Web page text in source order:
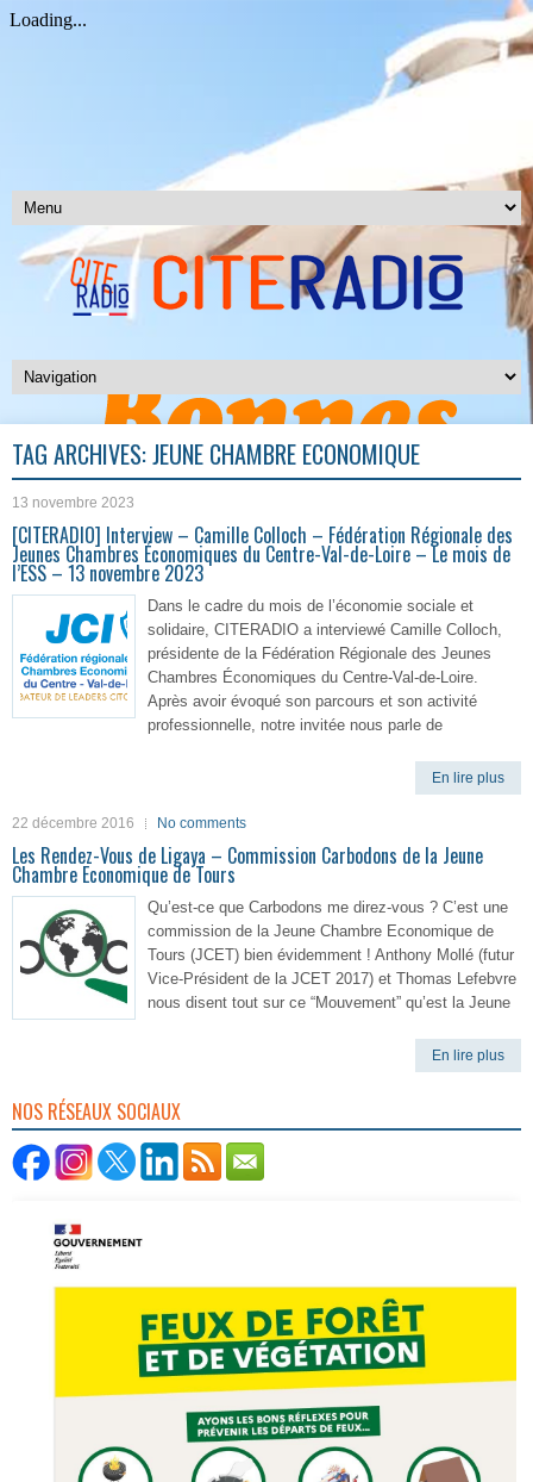
TAG ARCHIVES:JEUNE CHAMBRE ECONOMIQUE
13 novembre 2023
[CITERADIO] Interview – Camille Colloch – Fédération Régionale des
Jeunes Chambres Économiques du Centre-Val-de-Loire – Le mois de
l’ESS – 13 novembre 2023
Dans le cadre du mois de l’économie sociale et
solidaire, CITERADIO a interviewé Camille Colloch,
présidente de la Fédération Régionale des Jeunes
Chambres Économiques du Centre-Val-de-Loire.
Après avoir évoqué son parcours et son activité
professionnelle, notre invitée nous parle de
En lire plus
22 décembre 2016 No comments
Les Rendez-Vous de Ligaya – Commission Carbodons de la Jeune
Chambre Economique de Tours
Qu’est-ce que Carbodons me direz-vous ? C’est une
commission de la Jeune Chambre Economique de
Tours (JCET) bien évidemment ! Anthony Mollé (futur
Vice-Président de la JCET 2017) et Thomas Lefebvre
nous disent tout sur ce “Mouvement” qu’est la Jeune
En lire plus
NOS RÉSEAUX SOCIAUX